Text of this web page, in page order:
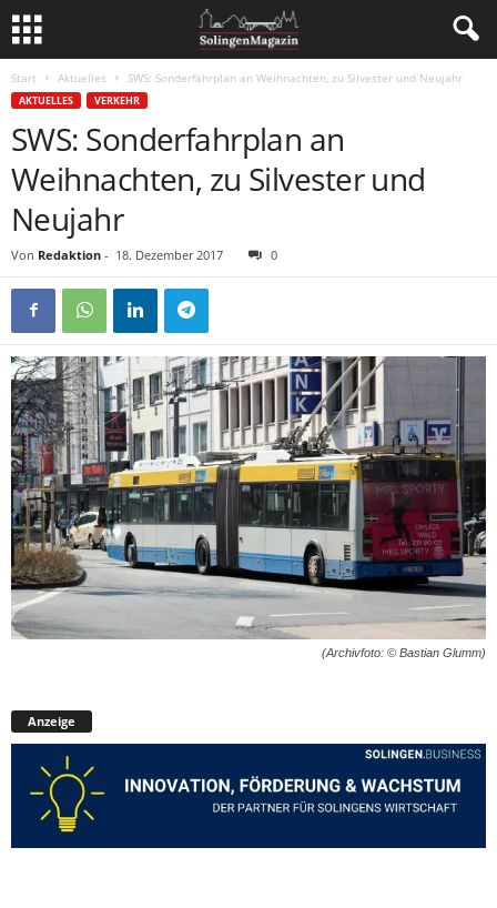
Start Aktuelles SWS: Sonderfahrplan an Weihnachten, zu Silvester und Neujahr
AKTUELLES VERKEHR
SWS: Sonderfahrplan an
Weihnachten, zu Silvester und
Neujahr
Von Redaktion - 18. Dezember 2017 0
(Archivfoto: © Bastian Glumm)
Anzeige